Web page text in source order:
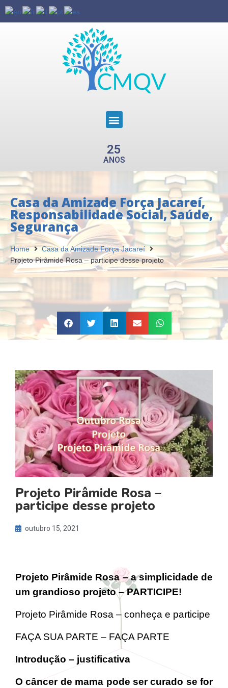
25
ANOS
Casa da Amizade Força Jacareí,
Responsabilidade Social,Saúde,
Segurança
Home
Casa da Amizade Força Jacareí
Projeto Pirâmide Rosa – participe desse projeto
Projeto Pirâmide Rosa –
participe desse projeto
outubro 15, 2021
Projeto Pirâmide Rosa – a simplicidade de
um grandioso projeto – PARTICIPE!
Projeto Pirâmide Rosa – conheça e participe
FAÇA SUA PARTE – FAÇA PARTE
Introdução – justificativa
O câncer de mama pode ser curado se for